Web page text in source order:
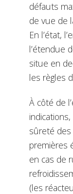
défauts
de vue de
En l’état,
l’étendue
situe en
les règles
À côté de
sûreté des
premières
en cas de
(les